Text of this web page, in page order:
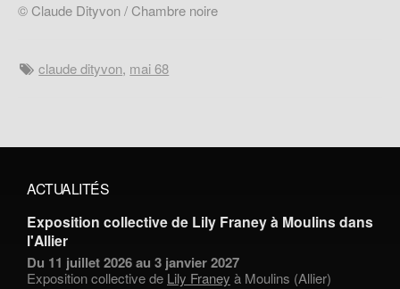
© Claude Dityvon / Chambre noire
claude dityvon, mai 68
ACTUALITÉS
Exposition collective de Lily Franey à Moulins dans
l'Allier
Du 11 juillet 2026 au 3 janvier 2027
Exposition collective de Lily Franey à Moulins (Allier)